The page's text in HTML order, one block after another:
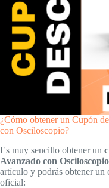
¿Cómo obtener un Cupón
con Osciloscopio?
Es muy sencillo obtener un
Avanzado con Osciloscopio
artículo y podrás obtener un
oficial: